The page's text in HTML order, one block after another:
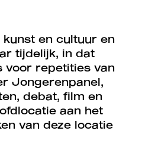
kunst en cultuur en
tijdelijk, in dat
voor repetities van
Jongerenpanel,
debat, film en
aan het
van deze locatie